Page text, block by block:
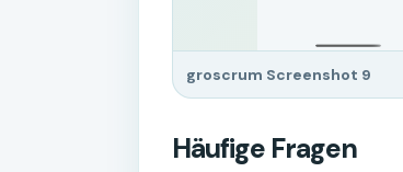
groscrum Screenshot 9
Häufige Fragen